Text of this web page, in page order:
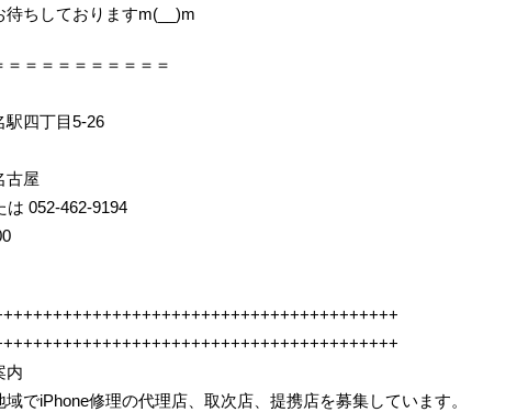
待ちしておりますm(__)m
＝＝＝＝＝＝＝＝＝
駅四丁目5-26
古屋
は 052-462-9194
内
でiPhone修理の代理店、取次店、提携店を募集しています。